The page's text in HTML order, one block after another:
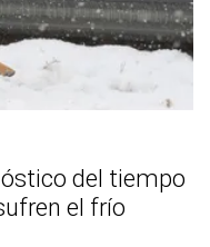
del tiempo
el frío